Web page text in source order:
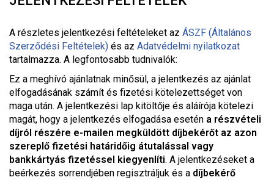
A részletes jelentkezési feltételeket az ÁSZF (Általános
Szerződési Feltételek) és az Adatvédelmi nyilatkozat
tartalmazza. A legfontosabb tudnivalók:
Ez a meghívó ajánlatnak minősül, a jelentkezés az ajánlat
elfogadásának számít és fizetési kötelezettséget von
maga után. A jelentkezési lap kitöltője és aláírója kötelezi
magát, hogy a jelentkezés elfogadása esetén a részvételi
díjról részére e-mailen megküldött díjbekérőt az azon
szereplő fizetési határidőig átutalással vagy
bankkártyás fizetéssel kiegyenlíti. A jelentkezéseket a
beérkezés sorrendjében regisztráljuk és a díjbekérő